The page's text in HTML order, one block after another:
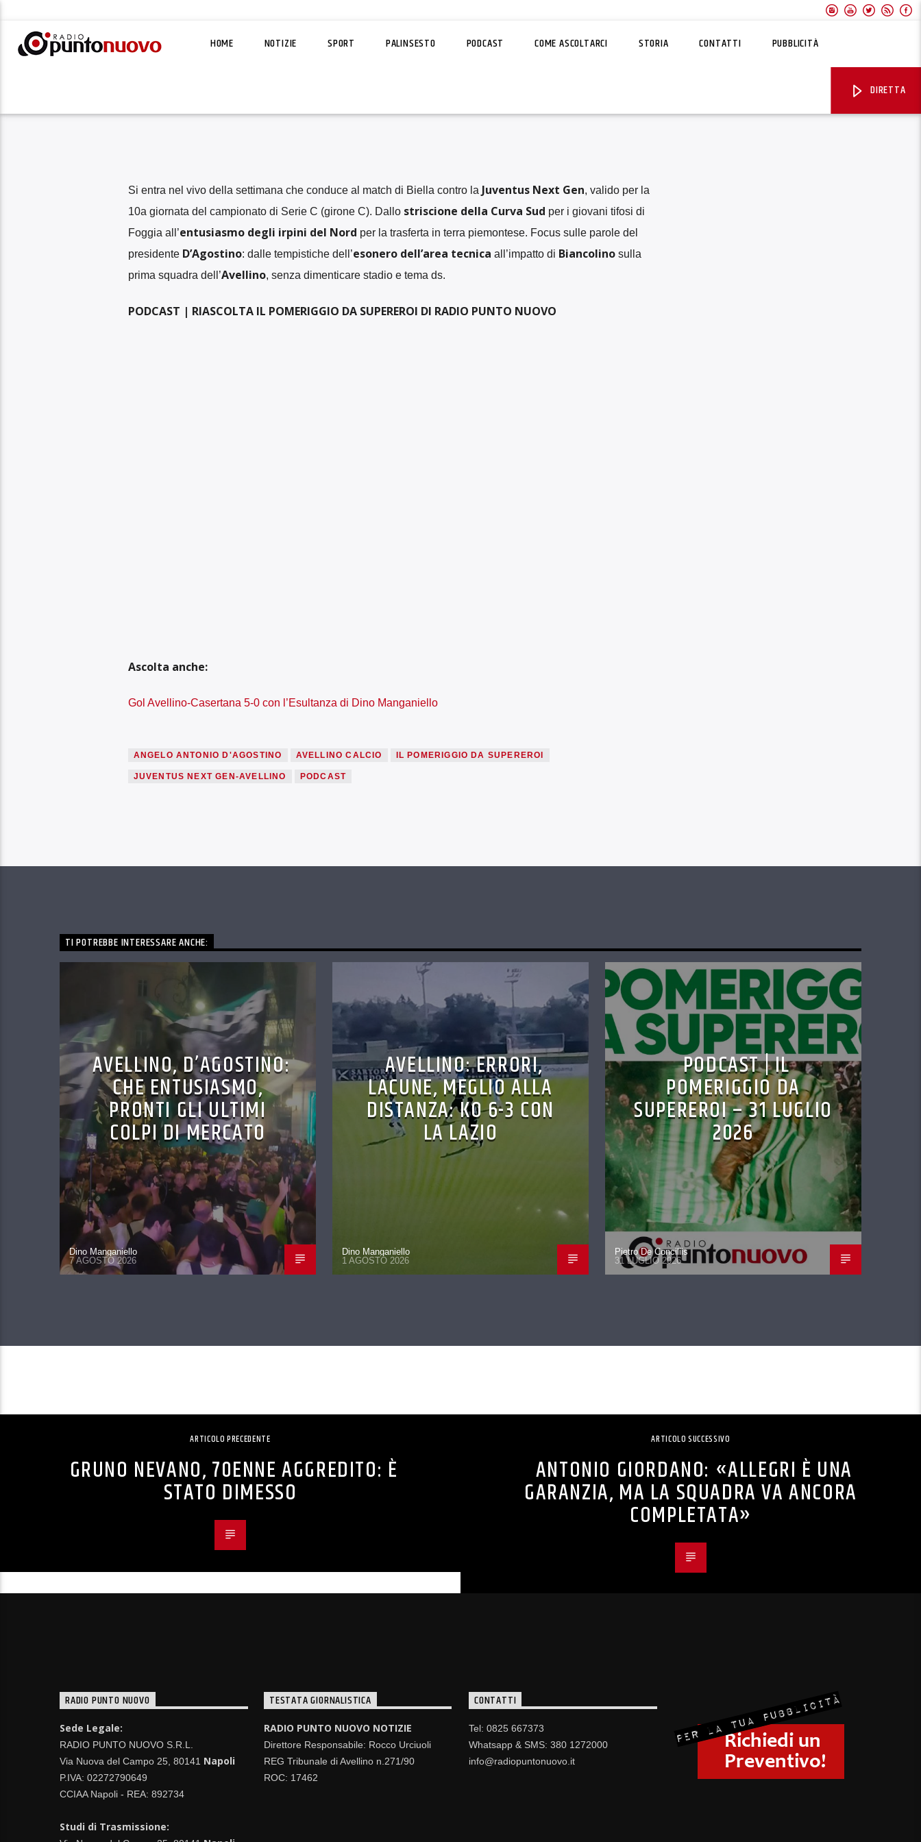
HOME NOTIZIE SPORT PALINSESTO PODCAST COME ASCOLTARCI STORIA CONTATTI PUBBLICITÀ
DIRETTA
Si entra nel vivo della settimana che conduce al match di Biella contro la Juventus Next Gen, valido per la
10a giornata del campionato di Serie C (girone C). Dallostriscione della Curva Sud per i giovani tifosi di
Foggia all’entusiasmo degli irpini del Nord per la trasferta in terra piemontese. Focus sulle parole del
presidente D’Agostino: dalle tempistiche dell’esonero dell’area tecnica all’impatto di Biancolinosulla
prima squadra dell’Avellino, senza dimenticare stadio e tema ds.
PODCAST | RIASCOLTA IL POMERIGGIO DA SUPEREROI DI RADIO PUNTO NUOVO
Ascolta anche:
Gol Avellino-Casertana 5-0 con l’Esultanza di Dino Manganiello
ANGELO ANTONIO D'AGOSTINO AVELLINO CALCIO IL POMERIGGIO DA SUPEREROI
JUVENTUS NEXT GEN-AVELLINO PODCAST
TI POTREBBE INTERESSARE ANCHE:
AVELLINO, D’AGOSTINO:
CHE ENTUSIASMO,
PRONTI GLI ULTIMI
COLPI DI MERCATO
Dino Manganiello
7 AGOSTO 2026
AVELLINO: ERRORI,
LACUNE, MEGLIO ALLA
DISTANZA: KO 6-3 CON
LA LAZIO
Dino Manganiello
1 AGOSTO 2026
PODCAST | IL
POMERIGGIO DA
SUPEREROI – 31 LUGLIO
2026
Pietro De Conciliis
31 LUGLIO 2026
ARTICOLO PRECEDENTE
GRUNO NEVANO, 70ENNE AGGREDITO: È
STATO DIMESSO
ARTICOLO SUCCESSIVO
ANTONIO GIORDANO: «ALLEGRI È UNA
GARANZIA, MA LA SQUADRA VA ANCORA
COMPLETATA»
RADIO PUNTO NUOVO
Sede Legale:
RADIO PUNTO NUOVO S.R.L.
Via Nuova del Campo 25, 80141 Napoli
P.IVA: 02272790649
CCIAA Napoli - REA: 892734
Studi di Trasmissione:
TESTATA GIORNALISTICA
RADIO PUNTO NUOVO NOTIZIE
Direttore Responsabile: Rocco Urciuoli
REG Tribunale di Avellino n.271/90
ROC: 17462
CONTATTI
Tel: 0825 667373
Whatsapp & SMS: 380 1272000
info@radiopuntonuovo.it